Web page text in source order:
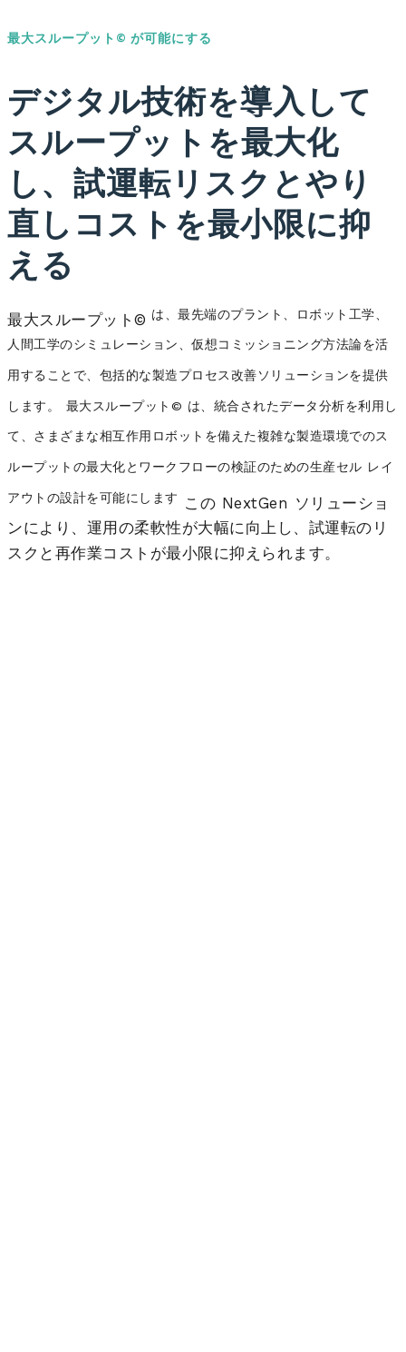
最大スループット© が可能にする
デジタル技術を導入して
スループットを最大化
し、試運転リスクとやり
直しコストを最小限に抑
える
最大スループット© は、最先端のプラント、ロボット工学、
人間工学のシミュレーション、仮想コミッショニング方法論を活
用することで、包括的な製造プロセス改善ソリューションを提供
します。 最大スループット© は、統合されたデータ分析を利用し
て、さまざまな相互作用ロボットを備えた複雑な製造環境でのス
ループットの最大化とワークフローの検証のための生産セル レイ
アウトの設計を可能にします
この NextGen ソリューショ
ンにより、運用の柔軟性が大幅に向上し、試運転のリ
スクと再作業コストが最小限に抑えられます。